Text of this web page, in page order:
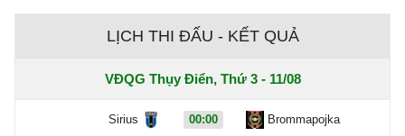
LỊCH THI ĐẤU - KẾT QUẢ
VĐQG Thụy Điển, Thứ 3 - 11/08
Sirius 00:00 Brommapojka